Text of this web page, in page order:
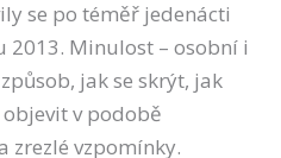
se po téměř jedenácti
2013. Minulost – osobní i
jak se skrýt, jak
v podobě
zrezlé vzpomínky.